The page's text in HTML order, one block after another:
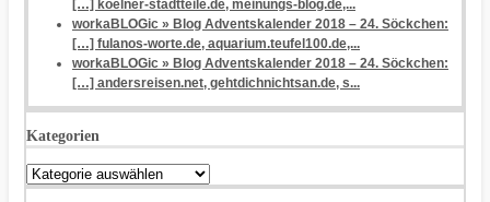
[…] koelner-stadtteile.de, meinungs-blog.de,...
workaBLOGic » Blog Adventskalender 2018 – 24. Söckchen:
[…] fulanos-worte.de, aquarium.teufel100.de,...
workaBLOGic » Blog Adventskalender 2018 – 24. Söckchen:
[…] andersreisen.net, gehtdichnichtsan.de, s...
Kategorien
Kategorien